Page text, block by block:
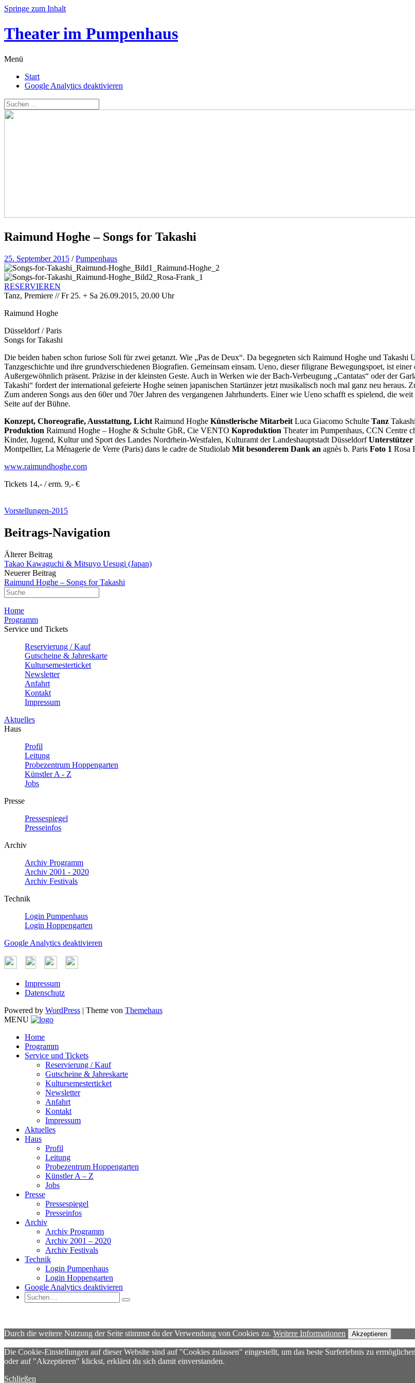
Springe zum Inhalt
Theater im Pumpenhaus
Menü
Start
Google Analytics deaktivieren
Raimund Hoghe – Songs for Takashi
25. September 2015 /Pumpenhaus
RESERVIEREN
Tanz, Premiere // Fr 25. + Sa 26.09.2015, 20.00 Uhr
Raimund Hoghe
Düsseldorf / Paris
Songs for Takashi
Die beiden haben schon furiose Soli für zwei getanzt. Wie „Pas de Deux“. Da begegneten sich Raimund Hoghe und
Tanzgeschichte und ihre grundverschiedenen Biografien. Gemeinsam einsam. Ueno, dieser filigrane Bewegungspoet, ist
Außergewöhnlich präsent. Präzise in der kleinsten Geste. Auch in Werken wie der Bach-Verbeugung „Cantatas“ oder der
Takashi“ fordert der international gefeierte Hoghe seinen japanischen Startänzer jetzt musikalisch noch mal ganz neu heraus.
Zum anderen Songs aus den 60er und 70er Jahren des vergangenen Jahrhunderts. Einer wie Ueno schafft es spielend, die
Seite auf der Bühne.
Konzept, Choreografie, Ausstattung, Licht Raimund Hoghe Künstlerische Mitarbeit Luca Giacomo Schulte Tanz
Produktion Raimund Hoghe – Hoghe & Schulte GbR, Cie VENTO Koproduktion Theater im Pumpenhaus, CCN Centre
Kinder, Jugend, Kultur und Sport des Landes Nordrhein-Westfalen, Kulturamt der Landeshauptstadt DüsseldorfUnterstützer
Montpellier, La Ménagerie de Verre (Paris) dans le cadre de Studiolab Mit besonderem Dank an agnès b. Paris Foto 1 Rosa
www.raimundhoghe.com
Tickets 14,- / erm. 9,- €
Vorstellungen-2015
Beitrags-Navigation
Älterer Beitrag
Takao Kawaguchi & Mitsuyo Uesugi (Japan)
Neuerer Beitrag
Raimund Hoghe – Songs for Takashi
Home
Programm
Service und Tickets
Reservierung / Kauf
Gutscheine & Jahreskarte
Kultursemesterticket
Newsletter
Anfahrt
Kontakt
Impressum
Aktuelles
Haus
Profil
Leitung
Probezentrum Hoppengarten
Künstler A - Z
Jobs
Presse
Pressespiegel
Presseinfos
Archiv
Archiv Programm
Archiv 2001 - 2020
Archiv Festivals
Technik
Login Pumpenhaus
Login Hoppengarten
Google Analytics deaktivieren
Impressum
Datenschutz
Powered by WordPress | Theme von Themehaus
MENU
Home
Programm
Service und Tickets
Reservierung / Kauf
Gutscheine & Jahreskarte
Kultursemesterticket
Newsletter
Anfahrt
Kontakt
Impressum
Aktuelles
Haus
Profil
Leitung
Probezentrum Hoppengarten
Künstler A – Z
Jobs
Presse
Pressespiegel
Presseinfos
Archiv
Archiv Programm
Archiv 2001 – 2020
Archiv Festivals
Technik
Login Pumpenhaus
Login Hoppengarten
Google Analytics deaktivieren
Durch die weitere Nutzung der Seite stimmst du der Verwendung von Cookies zu. Weitere Informationen Akzeptieren
Die Cookie-Einstellungen auf dieser Website sind auf "Cookies zulassen" eingestellt, um das beste Surferlebnis zu
oder auf "Akzeptieren" klickst, erklärst du sich damit einverstanden.
Schließen